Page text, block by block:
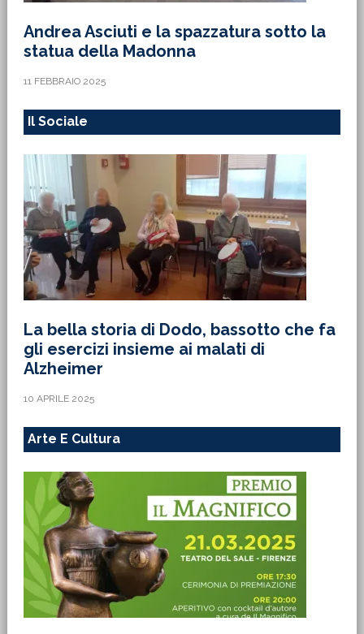
Andrea Asciuti e la spazzatura sotto la
statua della Madonna
11 FEBBRAIO 2025
Il Sociale
La bella storia di Dodo, bassotto che fa
gli esercizi insieme ai malati di
Alzheimer
10 APRILE 2025
Arte E Cultura